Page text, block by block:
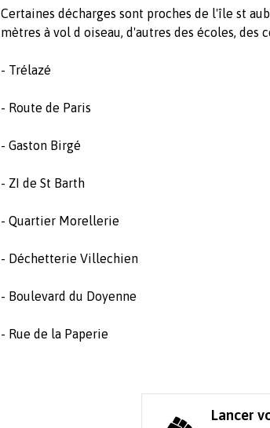
Certaines décharges sont proches de l'île st
mètres à vol d oiseau, d'autres des écoles, des
- Trélazé
- Route de Paris
- Gaston Birgé
- ZI de St Barth
- Quartier Morellerie
- Déchetterie Villechien
- Boulevard du Doyenne
- Rue de la Paperie
Lancer